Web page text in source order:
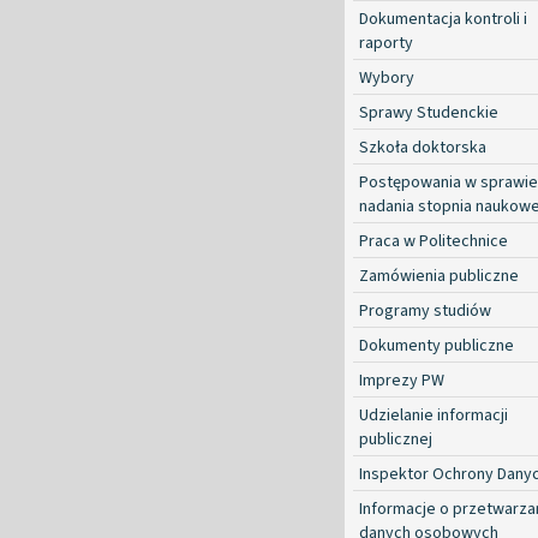
Dokumentacja kontroli i
raporty
Wybory
Sprawy Studenckie
Szkoła doktorska
Postępowania w sprawie
nadania stopnia
Praca w Politechnice
Zamówienia publiczne
Programy studiów
Dokumenty publiczne
Imprezy PW
Udzielanie informacji
publicznej
Inspektor Ochrony
Informacje o
danych osobowych